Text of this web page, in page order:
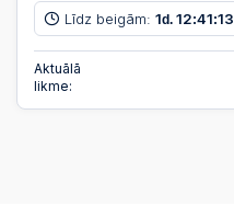
Līdz beigām: 1d. 12:41:13
Aktuālā
likme: